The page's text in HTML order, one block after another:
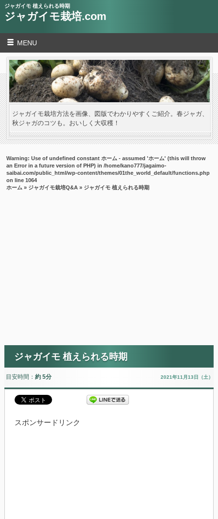
ジャガイモ 植えられる時期
ジャガイモ栽培.com
MENU
ジャガイモ栽培方法を画像、図版でわかりやすくご紹介。春ジャガ、
秋ジャガのコツも。おいしく大収穫！
Warning: Use of undefined constant ホーム - assumed 'ホーム' (this will throw
an Error in a future version of PHP) in/home/kano777/jagaimo-
saibai.com/public_html/wp-content/themes/01the_world_default/functions.php
on line1064
ホーム » ジャガイモ栽培Q&A » ジャガイモ 植えられる時期
ジャガイモ 植えられる時期
目安時間： 約 5分 2021年11月13日（土）
スポンサードリンク